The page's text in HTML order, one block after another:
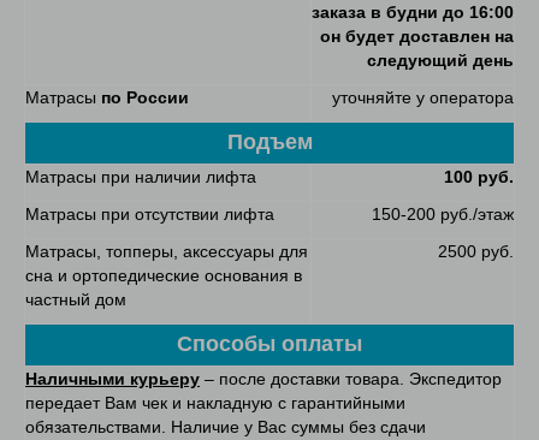
заказа в будни до 16:00
он будет доставлен на
следующий день
Матрасы по России уточняйте у оператора
Подъем
Матрасы при наличии лифта
100 руб.
Матрасы при отсутствии лифта
150-200 руб./этаж
Матрасы, топперы, аксессуары для
сна и ортопедические основания в
частный дом
2500 руб.
Способы оплаты
Наличными курьеру – после доставки товара. Экспедитор
передает Вам чек и накладную с гарантийными
обязательствами. Наличие у Вас суммы без сдачи